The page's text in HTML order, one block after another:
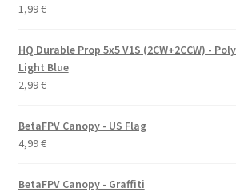
1,99€
HQ Durable Prop 5x5 V1S (2CW+2CCW) -
Light Blue
2,99€
BetaFPV Canopy - US Flag
4,99€
BetaFPV Canopy - Graffiti